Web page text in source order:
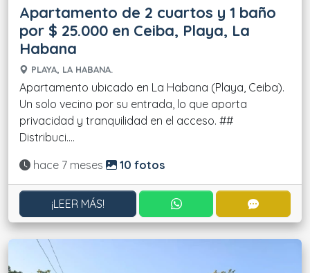
Apartamento de 2 cuartos y 1 baño
por $ 25.000 en Ceiba, Playa, La
Habana
PLAYA, LA HABANA.
Apartamento ubicado en La Habana (Playa, Ceiba).
Un solo vecino por su entrada, lo que aporta
privacidad y tranquilidad en el acceso. ##
Distribuci....
Actualizado:
hace 7 meses 10 fotos
¡LEER MÁS! CONTACTAR POR